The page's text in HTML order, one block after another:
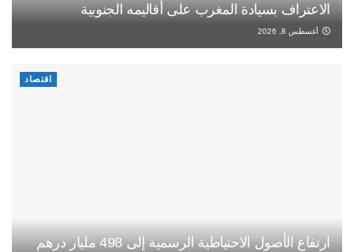
الاعتراف بسيادة المغرب على أقاليمه الجنوبية
أغسطس 8, 2026
اقتصاد
ارتفاع الأصول الاحتياطية الرسمية إلى 498 مليار درهم